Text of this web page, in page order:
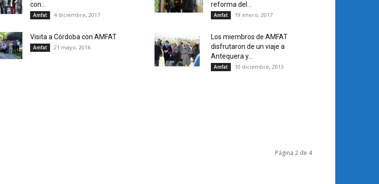
con...
Amfat 4 diciembre, 2017
reforma del...
Amfat 19 enero, 2017
Visita a Córdoba con AMFAT
Amfat 21 mayo, 2016
Los miembros de AMFAT
disfrutaron de un viaje a
Antequera y...
Amfat 10 diciembre, 2013
Página 2 de 4